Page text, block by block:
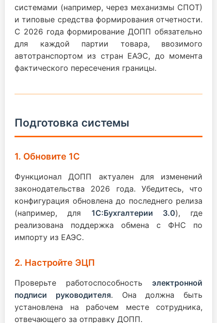
системами (например, через механизмы СПОТ)
и типовые средства формирования отчетности.
С 2026 года формирование ДОПП обязательно
для каждой партии товара, ввозимого
автотранспортом из стран ЕАЭС, до момента
фактического пересечения границы.
Подготовка системы
1. Обновите 1С
Функционал ДОПП актуален для изменений
законодательства 2026 года. Убедитесь, что
конфигурация обновлена до последнего релиза
(например, для 1С:Бухгалтерии 3.0), где
реализована поддержка обмена с ФНС по
импорту из ЕАЭС.
2. Настройте ЭЦП
Проверьте работоспособность электронной
подписи руководителя. Она должна быть
установлена на рабочем месте сотрудника,
отвечающего за отправку ДОПП.